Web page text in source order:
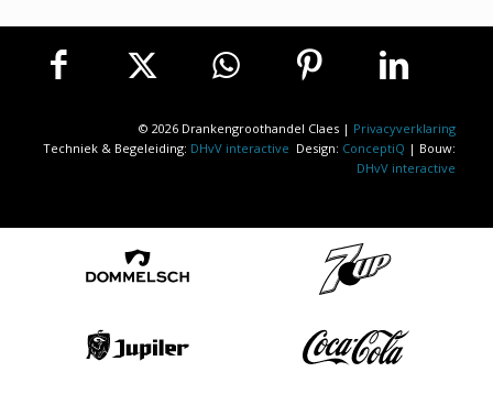
© 2026 Drankengroothandel Claes | Privacyverklaring
Techniek & Begeleiding: DHvV interactive Design: ConceptiQ | Bouw:
DHvV interactive